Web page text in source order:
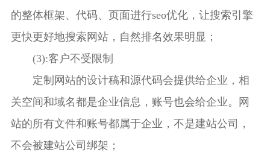
的整体框架、代码、页面进行seo优化，让搜索引擎
更快更好地搜索网站，自然排名效果明显；
(3):客户不受限制
定制网站的设计稿和源代码会提供给企业，相
关空间和域名都是企业信息，账号也会给企业。网
站的所有文件和账号都属于企业，不是建站公司，
不会被建站公司绑架；